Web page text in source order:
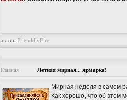
автор: FrienddlyFire
Главная Летняя мирная... ярмарка!
Мирная неделя в самом
Как хорошо, что об этом